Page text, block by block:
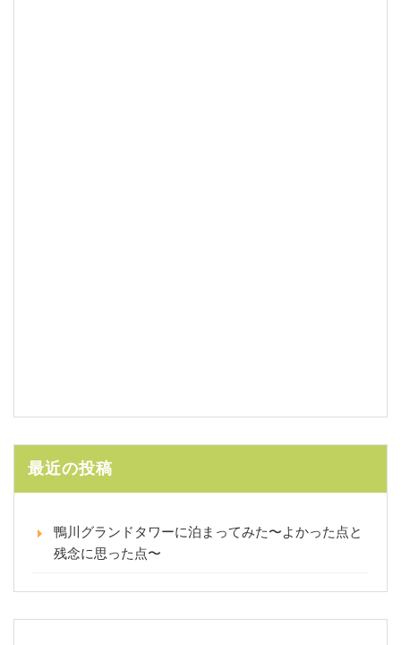
最近の投稿
鴨川グランドタワーに泊まってみた〜よかった点と
残念に思った点〜